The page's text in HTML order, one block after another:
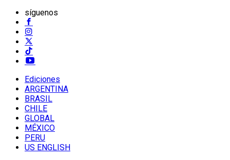
síguenos
Ediciones
ARGENTINA
BRASIL
CHILE
GLOBAL
MÉXICO
PERU
US ENGLISH